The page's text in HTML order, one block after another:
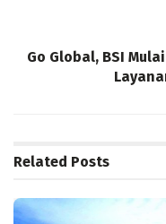
Go Global, BSI
Related Posts